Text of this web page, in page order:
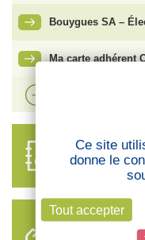
Bouygues SA –
Ma carte adhérent
Voir plus
ANNUAIRE
DES
LIENS
Ce site
donne le
Tout accepter